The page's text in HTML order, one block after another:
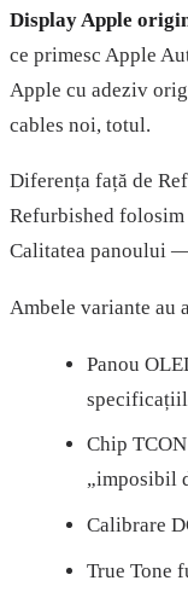
Display Apple
ce primesc Apple
Apple cu adeziv
cables noi, totul.
Diferența față de
Refurbished folosim
Calitatea panoului
Ambele variante au
Panou
Chip
„imposibil
Calibrare
True Tone